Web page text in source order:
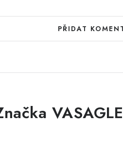
PŘIDAT
VASAGLE